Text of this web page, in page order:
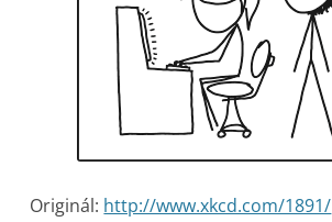
Originál: http://www.xkcd.com/1891/